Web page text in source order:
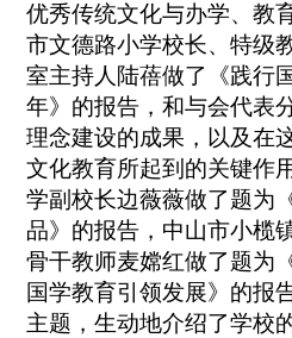
优秀传统文化与办学、教
市文德路小学校长、特级
室主持人陆蓓做了《践行
年》的报告，和与会代表
理念建设的成果，以及在
文化教育所起到的关键作
学副校长边薇薇做了题为
品》的报告，中山市小榄
骨干教师麦嫦红做了题为
国学教育引领发展》的报
主题，生动地介绍了学校